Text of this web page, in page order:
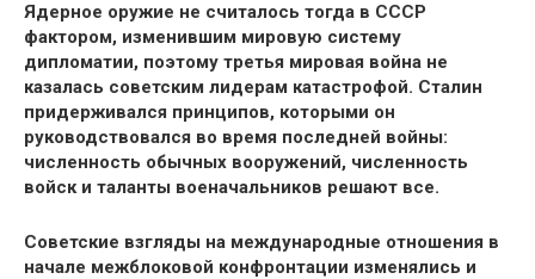
Ядерное оружие не считалось тогда в СССР
фактором, изменившим мировую систему
дипломатии, поэтому третья мировая война не
казалась советским лидерам катастрофой. Сталин
придерживался принципов, которыми он
руководствовался во время последней войны:
численность обычных вооружений, численность
войск и таланты военачальников решают все.
Советские взгляды на международные отношения в
начале межблоковой конфронтации изменялись и